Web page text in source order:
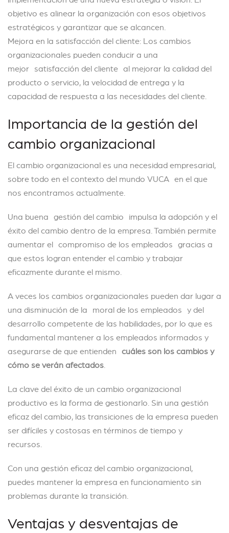
objetivo es alinear la organización con esos objetivos
estratégicos y garantizar que se alcancen.
Mejora en la satisfacción del cliente: Los cambios
organizacionales pueden conducir a una
mejor satisfacción del cliente al mejorar la calidad del
producto o servicio, la velocidad de entrega y la
capacidad de respuesta a las necesidades del cliente.
Importancia de la gestión del
cambio organizacional
El cambio organizacional es una necesidad empresarial,
sobre todo en el contexto del mundo VUCA en el que
nos encontramos actualmente.
Una buena gestión del cambio impulsa la adopción y el
éxito del cambio dentro de la empresa. También permite
aumentar el compromiso de los empleados gracias a
que estos logran entender el cambio y trabajar
eficazmente durante el mismo.
A veces los cambios organizacionales pueden dar lugar a
una disminución de la moral de los empleados y del
desarrollo competente de las habilidades, por lo que es
fundamental mantener a los empleados informados y
asegurarse de que entienden cuáles son los cambios y
cómo se verán afectados
La clave del éxito de un cambio organizacional
productivo es la forma de gestionarlo. Sin una gestión
eficaz del cambio, las transiciones de la empresa pueden
ser difíciles y costosas en términos de tiempo y
recursos.
Con una gestión eficaz del cambio organizacional,
puedes mantener la empresa en funcionamiento sin
problemas durante la transición.
Ventajas y desventajas de